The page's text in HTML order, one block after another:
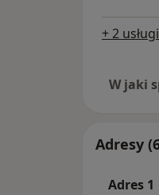
+ 2 usługi
W jaki
Adresy
Adres 1